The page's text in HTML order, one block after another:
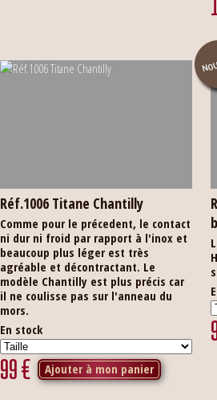
Réf.1006 Titane Chantilly
Comme pour le précedent, le contact
ni dur ni froid par rapport à l'inox et
beaucoup plus léger est très
agréable et décontractant. Le
modèle Chantilly est plus précis car
il ne coulisse pas sur l'anneau du
mors.
En stock
99€ Ajouter à mon panier